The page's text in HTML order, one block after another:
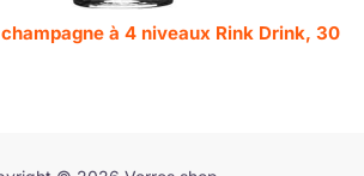
à 4 niveaux Rink Drink, 30